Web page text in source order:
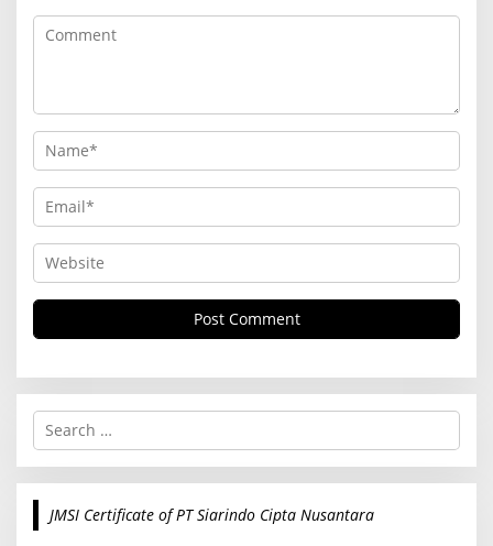
S
r
c
JMSI Certificate of PT Siarindo Cipta Nusantara